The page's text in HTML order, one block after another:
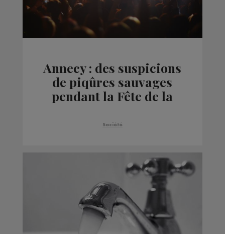
Annecy : des suspicions
de piqûres sauvages
pendant la Fête de la
Société